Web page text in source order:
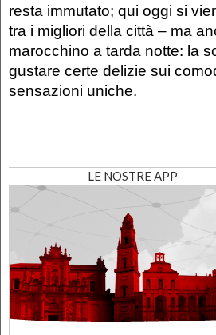
resta immutato; qui oggi si
tra i migliori della città – ma
marocchino a tarda notte: la
gustare certe delizie sui
sensazioni uniche.
LE NOSTRE APP